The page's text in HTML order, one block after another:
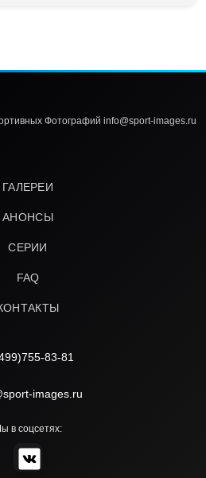
Фотографий info@sport-images.ru
ГАЛЕРЕИ
АНОНСЫ
СЕРИИ
FAQ
83-81
images.ru
в соцсетях: